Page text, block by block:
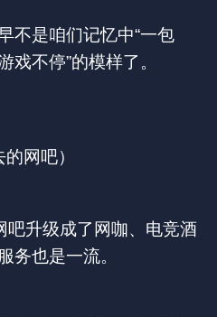
不是咱们记忆中“一包
戏不停”的模样了。
的网吧）
吧升级成了网咖、电竞酒
务也是一流。